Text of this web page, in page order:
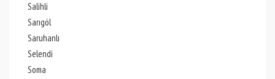
Salihli
Sarıgöl
Saruhanlı
Selendi
Soma